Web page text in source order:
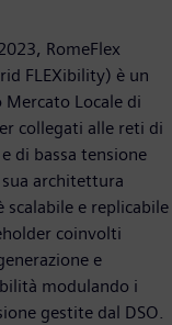
RomeFlex
FLEXibility) è un
Locale di
collegati alle reti di
di bassa tensione
architettura
e replicabile
coinvolti
e
modulando i
gestite dal DSO.